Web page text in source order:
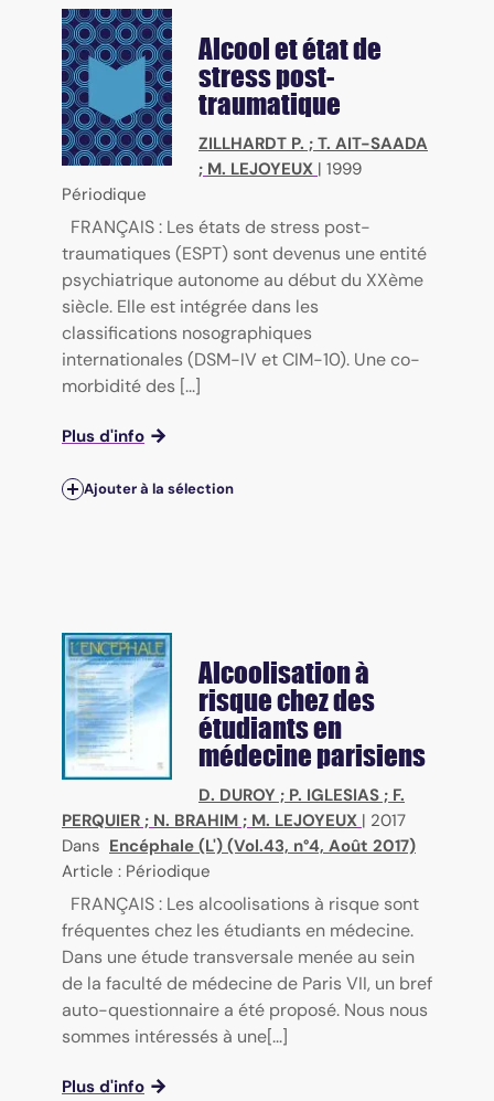
Alcool et état de
stress post-
traumatique
ZILLHARDT P. ; T. AIT-SAADA
; M. LEJOYEUX | 1999
Périodique
FRANÇAIS : Les états de stress post-
traumatiques (ESPT) sont devenus une entité
psychiatrique autonome au début du XXème
siècle. Elle est intégrée dans les
classifications nosographiques
internationales (DSM-IV et CIM-10). Une co-
morbidité des [...]
Plus d'info
Ajouter à la sélection
Alcoolisation à
risque chez des
étudiants en
médecine parisiens
D. DUROY ; P. IGLESIAS ; F.
PERQUIER ; N. BRAHIM ; M. LEJOYEUX | 2017
Dans Encéphale (L') (Vol.43, n°4, Août 2017)
Article : Périodique
FRANÇAIS : Les alcoolisations à risque sont
fréquentes chez les étudiants en médecine.
Dans une étude transversale menée au sein
de la faculté de médecine de Paris VII, un bref
auto-questionnaire a été proposé. Nous nous
sommes intéressés à une[...]
Plus d'info